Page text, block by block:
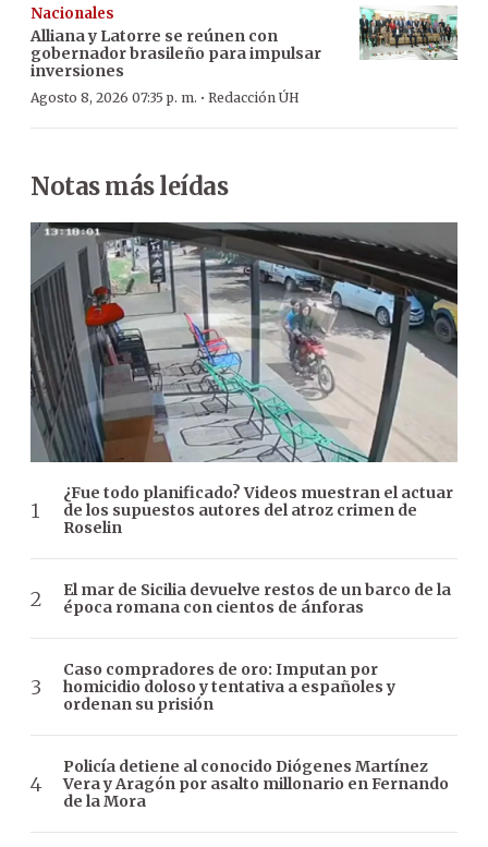
Nacionales
Alliana y Latorre se reúnen con
gobernador brasileño para impulsar
inversiones
Agosto 8, 2026 07:35 p. m. · Redacción ÚH
Notas más leídas
¿Fue todo planificado? Videos muestran el actuar
de los supuestos autores del atroz crimen de
Roselin
El mar de Sicilia devuelve restos de un barco de la
época romana con cientos de ánforas
Caso compradores de oro: Imputan por
homicidio doloso y tentativa a españoles y
ordenan su prisión
Policía detiene al conocido Diógenes Martínez
Vera y Aragón por asalto millonario en Fernando
de la Mora